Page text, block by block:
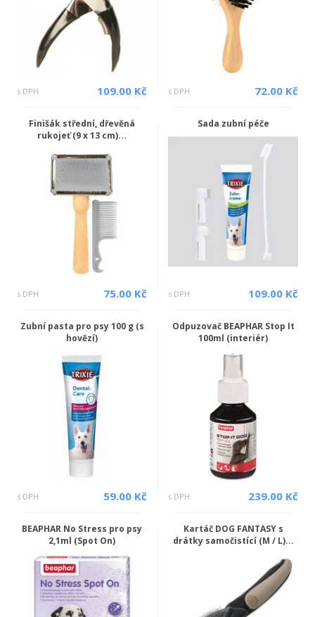
s DPH 109.00 Kč s DPH 72.00 Kč
Finišák střední, dřevěná
rukojeť (9 x 13 cm)...
s DPH 75.00 Kč
Sada zubní péče
s DPH 109.00 Kč
Zubní pasta pro psy 100 g (s
hovězí)
s DPH 59.00 Kč
Odpuzovač BEAPHAR Stop It
100ml (interiér)
s DPH 239.00 Kč
BEAPHAR No Stress pro psy
2,1ml (Spot On)
Kartáč DOG FANTASY s
drátky samočistící (M / L)...